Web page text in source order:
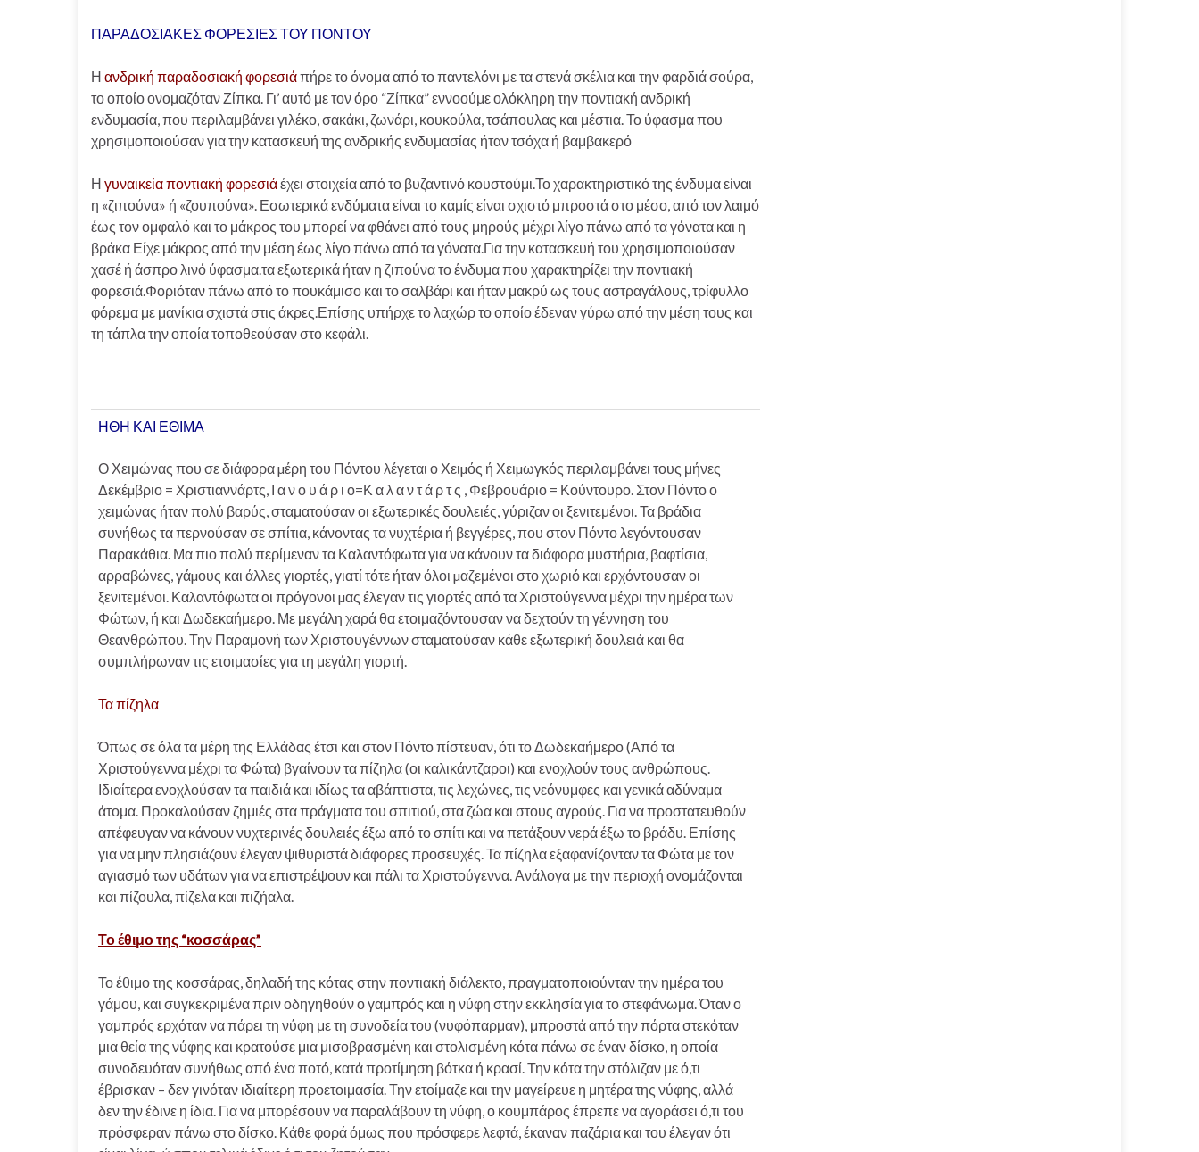
ΠΑΡΑΔΟΣΙΑΚΕΣ ΦΟΡΕΣΙΕΣ ΤΟΥ ΠΟΝΤΟΥ
Η ανδρική παραδοσιακή φορεσιάπήρε το όνομα από το παντελόνι με τα στενά σκέλια και την φαρδιά σούρα,
το οποίο ονομαζόταν Ζίπκα. Γι’ αυτό με τον όρο “Ζίπκα” εννοούμε ολόκληρη την ποντιακή ανδρική
ενδυμασία, που περιλαμβάνει γιλέκο, σακάκι, ζωνάρι, κουκούλα, τσάπουλας και μέστια. Το ύφασμα που
χρησιμοποιούσαν για την κατασκευή της ανδρικής ενδυμασίας ήταν τσόχα ή βαμβακερό
Η γυναικεία ποντιακή φορεσιάέχει στοιχεία από το βυζαντινό κουστούμι.Το χαρακτηριστικό της ένδυμα είναι
η «ζιπούνα» ή «ζουπούνα». Εσωτερικά ενδύματα είναι το καμίς είναι σχιστό μπροστά στο μέσο, από τον λαιμό
έως τον ομφαλό και το μάκρος του μπορεί να φθάνει από τους μηρούς μέχρι λίγο πάνω από τα γόνατα και η
βράκα Είχε μάκρος από την μέση έως λίγο πάνω από τα γόνατα.Για την κατασκευή του χρησιμοποιούσαν
χασέ ή άσπρο λινό ύφασμα.τα εξωτερικά ήταν η ζιπούνα το ένδυμα που χαρακτηρίζει την ποντιακή
φορεσιά.Φοριόταν πάνω από το πουκάμισο και το σαλβάρι και ήταν μακρύ ως τους αστραγάλους, τρίφυλλο
φόρεμα με μανίκια σχιστά στις άκρες.Επίσης υπήρχε το λαχώρ το οποίο έδεναν γύρω από την μέση τους και
τη τάπλα την οποία τοποθεούσαν στο κεφάλι.
ΗΘΗ ΚΑΙ ΕΘΙΜΑ
Ο Χειμώνας που σε διάφορα µέρη του Πόντου λέγεται ο Χειµός ή Χειµωγκός περιλαμβάνει τους μήνες
Δεκέµβριο = Χριστιαννάρτς, Ι α ν ο υ ά ρ ι ο=Κ α λ α ν τ ά ρ τ ς , Φεβρουάριο = Κούντουρο. Στον Πόντο ο
χειμώνας ήταν πολύ βαρύς, σταματούσαν οι εξωτερικές δουλειές, γύριζαν οι ξενιτεμένοι. Τα βράδια
συνήθως τα περνούσαν σε σπίτια, κάνοντας τα νυχτέρια ή βεγγέρες, που στον Πόντο λεγόντουσαν
Παρακάθια. Μα πιο πολύ περίμεναν τα Καλαντόφωτα για να κάνουν τα διάφορα μυστήρια, βαφτίσια,
αρραβώνες, γάµους και άλλες γιορτές, γιατί τότε ήταν όλοι µαζεμένοι στο χωριό και ερχόντουσαν οι
ξενιτεμένοι. Καλαντόφωτα οι πρόγονοι µας έλεγαν τις γιορτές από τα Χριστούγεννα μέχρι την ημέρα των
Φώτων, ή και Δωδεκαήμερο. Με μεγάλη χαρά θα ετοιμαζόντουσαν να δεχτούν τη γέννηση του
Θεανθρώπου. Την Παραμονή των Χριστουγέννων σταματούσαν κάθε εξωτερική δουλειά και θα
συμπλήρωναν τις ετοιμασίες για τη μεγάλη γιορτή.
Τα πίζηλα
Όπως σε όλα τα μέρη της Ελλάδας έτσι και στον Πόντο πίστευαν, ότι το Δωδεκαήμερο (Από τα
Χριστούγεννα μέχρι τα Φώτα) βγαίνουν τα πίζηλα (οι καλικάντζαροι) και ενοχλούν τους ανθρώπους.
Ιδιαίτερα ενοχλούσαν τα παιδιά και ιδίως τα αβάπτιστα, τις λεχώνες, τις νεόνυμφες και γενικά αδύναμα
άτομα. Προκαλούσαν ζημιές στα πράγματα του σπιτιού, στα ζώα και στους αγρούς. Για να προστατευθούν
απέφευγαν να κάνουν νυχτερινές δουλειές έξω από το σπίτι και να πετάξουν νερά έξω το βράδυ. Επίσης
για να μην πλησιάζουν έλεγαν ψιθυριστά διάφορες προσευχές. Τα πίζηλα εξαφανίζονταν τα Φώτα με τον
αγιασμό των υδάτων για να επιστρέψουν και πάλι τα Χριστούγεννα. Ανάλογα με την περιοχή ονομάζονται
και πίζουλα, πίζελα και πιζήαλα.
Το έθιμο της “κοσσάρας”
Το έθιμο της κοσσάρας, δηλαδή της κότας στην ποντιακή διάλεκτο, πραγματοποιούνταν την ημέρα του
γάμου, και συγκεκριμένα πριν οδηγηθούν ο γαμπρός και η νύφη στην εκκλησία για το στεφάνωμα. Όταν ο
γαμπρός ερχόταν να πάρει τη νύφη με τη συνοδεία του (νυφόπαρμαν), μπροστά από την πόρτα στεκόταν
μια θεία της νύφης και κρατούσε μια μισοβρασμένη και στολισμένη κότα πάνω σε έναν δίσκο, η οποία
συνοδευόταν συνήθως από ένα ποτό, κατά προτίμηση βότκα ή κρασί. Την κότα την στόλιζαν με ό,τι
έβρισκαν – δεν γινόταν ιδιαίτερη προετοιμασία. Την ετοίμαζε και την μαγείρευε η μητέρα της νύφης, αλλά
δεν την έδινε η ίδια. Για να μπορέσουν να παραλάβουν τη νύφη, ο κουμπάρος έπρεπε να αγοράσει ό,τι του
πρόσφεραν πάνω στο δίσκο. Κάθε φορά όμως που πρόσφερε λεφτά, έκαναν παζάρια και του έλεγαν ότι